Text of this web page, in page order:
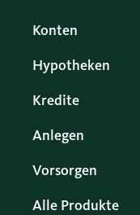
Konten
Hypotheken
Kredite
Anlegen
Vorsorgen
Alle Produkte